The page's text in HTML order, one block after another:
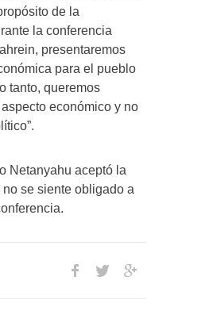
de la
la conferencia
presentaremos
para el pueblo
tanto, queremos
económico y no
Netanyahu aceptó la
se siente obligado a